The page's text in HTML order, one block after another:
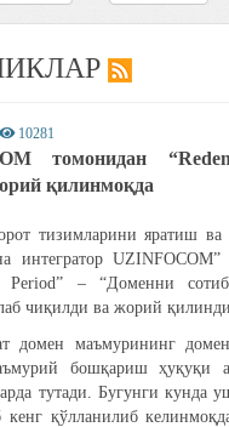
10281
томонидан
қилинмоқда
тизимларини яратиш ва
интегратор
Period” – “Доменни
чиқилди ва жорий
домен маъмурининг
бошқариш ҳуқуқи
тутади. Бугунги кунда
кенг қўлланилиб